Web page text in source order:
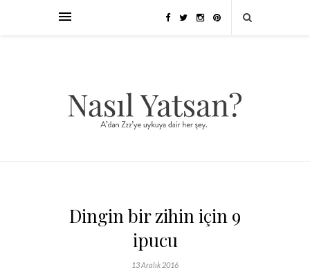
Dingin bir zihin için 9
ipucu
13 Aralık 2016